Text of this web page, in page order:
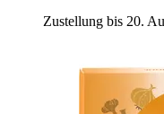
Zustellung bis 20.